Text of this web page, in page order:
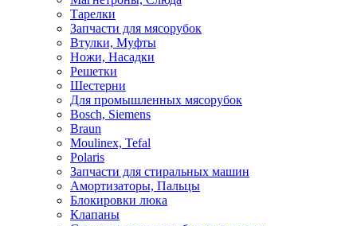
Тарелки
Запчасти для мясорубок
Втулки, Муфты
Ножи, Насадки
Решетки
Шестерни
Для промышленных мясорубок
Bosch, Siemens
Braun
Moulinex, Tefal
Polaris
Запчасти для стиральных машин
Амортизаторы, Пальцы
Блокировки люка
Клапаны